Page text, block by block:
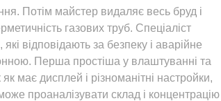
Потім майстер видаляє весь бруд і
газових труб. Спеціаліст
відповідають за безпеку і аварійне
Перша простіша у влаштуванні та
має дисплей і різноманітні настройки,
проаналізувати склад і концентрацію